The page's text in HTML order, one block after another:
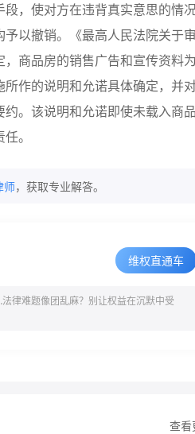
，使对方在违背真实意思的情
以撤销。《最高人民法院关于
商品房的销售广告和宣传资料
作的说明和允诺具体确定，并
。该说明和允诺即使未载入商
。
师，获取专业解答。
维权直通车
律难题像团乱麻？别让权益在沉默中受
查看